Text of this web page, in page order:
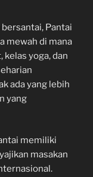
Pantai
mewah di mana
yoga, dan
ada yang lebih
yang
memiliki
masakan